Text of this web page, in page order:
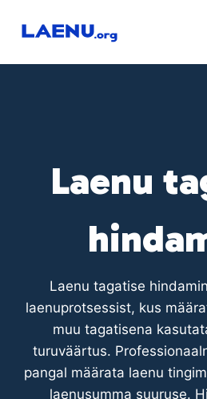
Laenu
Laenu tagatise
laenuprotsessist, kus
muu tagatisena
turuväärtus.
pangal määrata laenu
laenusumma suuruse.